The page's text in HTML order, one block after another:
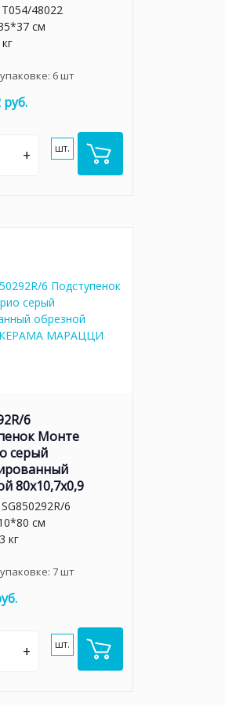
T054/48022
см
6шт
руб.
+ шт.
6
Монте
серый
80x10,7x0,9
SG850292R/6
см
кг
7шт
+ шт.